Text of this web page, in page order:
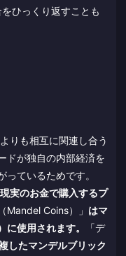
ひっくり返すことも
りも相互に関連し合う
ドが独自の内部経済を
ているためです。
実のお金で購入するプ
Mandel Coins）」 はマ
使用されます。
「デ
したマンデルブリック